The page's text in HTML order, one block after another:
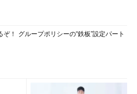
ぞ！ グループポリシーの“鉄板”設定パート